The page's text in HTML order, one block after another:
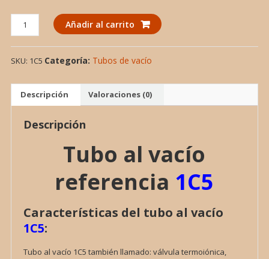
TUBO
AL
VACIO
1C5,
Añadir al carrito
SKU: 1C5 Categoría: Tubos de vacío
Descripción Valoraciones (0)
Descripción
Tubo al vacío
referencia 1C5
Características del tubo al vacío
1C5:
Tubo al vacío 1C5 también llamado: válvula termoiónica,